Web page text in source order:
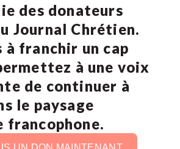
des donateurs
Journal Chrétien.
à franchir un cap
à une voix
de continuer à
le paysage
francophone.